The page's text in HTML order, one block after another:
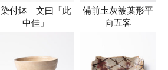
染付鉢 文曰「此
中佳」
備前圡灰被葉形平
向五客